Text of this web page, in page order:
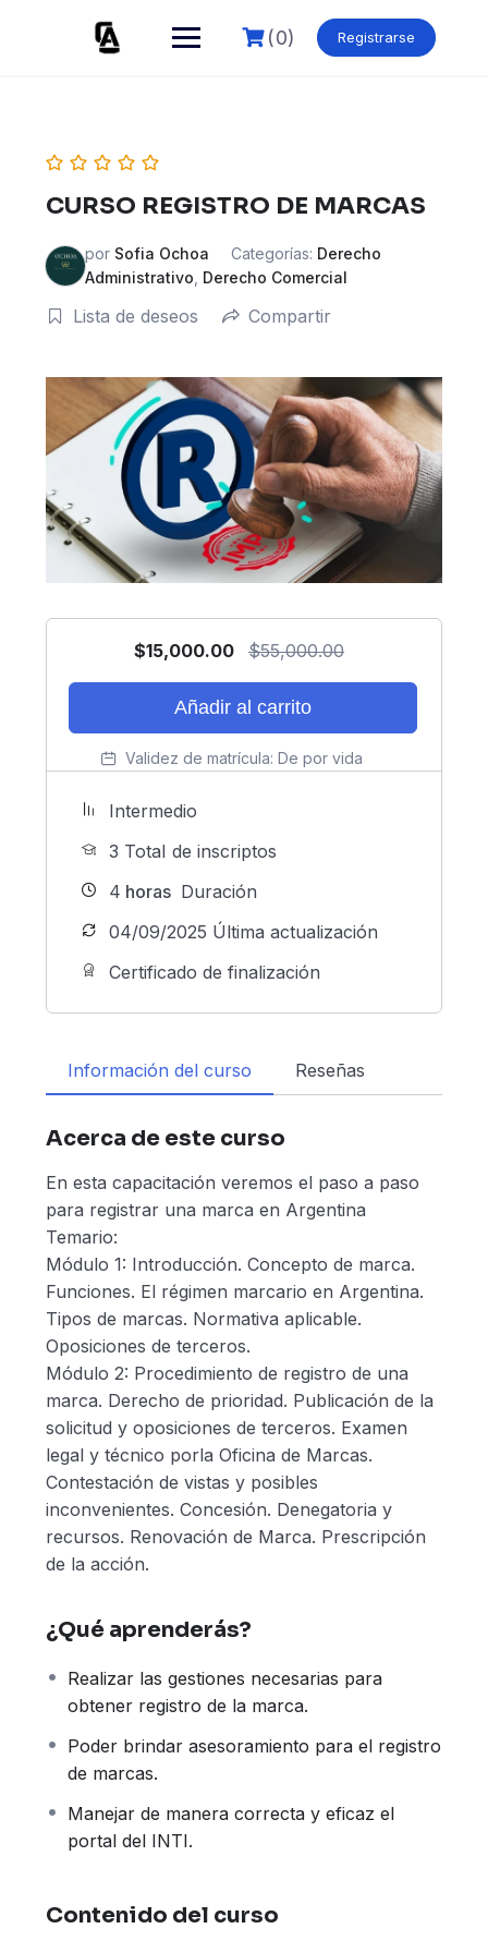
(0) Registrarse
CURSO REGISTRO DE MARCAS
por Sofia Ochoa Categorías: Derecho
Administrativo Derecho Comercial
Lista de deseos Compartir
$15,000.00 $55,000.00
Añadir al carrito
Validez de matrícula: De por vida
Intermedio
3 TotaI de inscriptos
4 horas Duración
04/09/2025 Última actualización
Certificado de finalización
Información del curso Reseñas
Acerca de este curso
En esta capacitación veremos el paso a paso
para registrar una marca en Argentina
Temario:
Módulo 1: Introducción. Concepto de marca.
Funciones. El régimen marcario en Argentina.
Tipos de marcas. Normativa aplicable.
Oposiciones de terceros.
Módulo 2: Procedimiento de registro de una
marca. Derecho de prioridad. Publicación de la
solicitud y oposiciones de terceros. Examen
legal y técnico porla Oficina de Marcas.
Contestación de vistas y posibles
inconvenientes. Concesión. Denegatoria y
recursos. Renovación de Marca. Prescripción
de la acción.
¿Qué aprenderás?
Realizar las gestiones necesarias para
obtener registro de la marca.
Poder brindar asesoramiento para el registro
de marcas.
Manejar de manera correcta y eficaz el
portal del INTI.
Contenido del curso